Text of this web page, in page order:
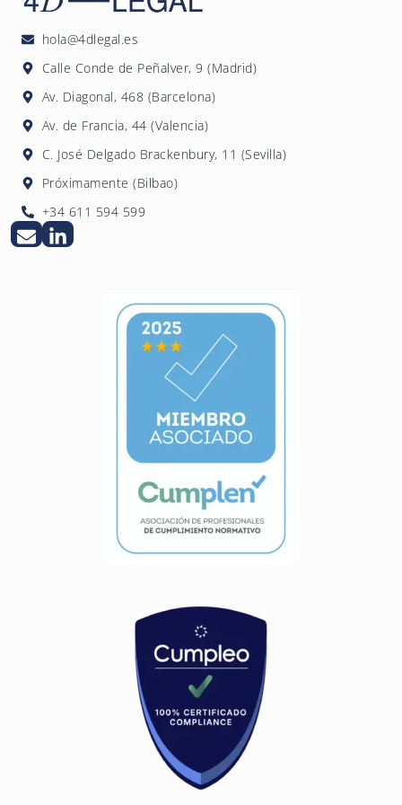
un presupuesto personalizado sin
compromiso.
hola@4dlegal.es
Calle Conde de Peñalver, 9 (Madrid)
Av. Diagonal, 468 (Barcelona)
Av. de Francia, 44 (Valencia)
C. José Delgado Brackenbury, 11 (Sevilla)
Próximamente (Bilbao)
+34 611 594 599